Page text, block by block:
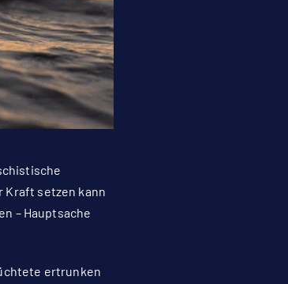
Kraft setzen kann
– Hauptsache
ertrunken